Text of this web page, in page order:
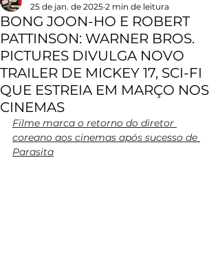
BONG JOON-HO E ROBERT
PATTINSON: WARNER BROS.
PICTURES DIVULGA NOVO
TRAILER DE MICKEY 17, SCI-FI
QUE ESTREIA EM MARÇO NOS
CINEMAS
25 de jan. de 2025 2 min de leitura
Filme marca o retorno do diretor
coreano aos cinemas após sucesso de
Parasita